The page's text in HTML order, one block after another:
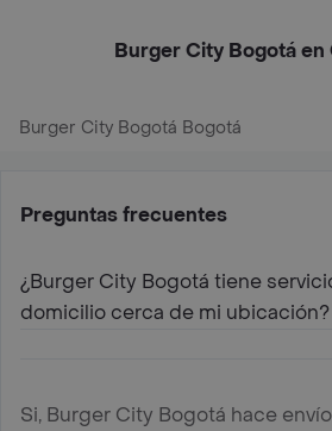
Burger City Bogotá en
Burger City Bogotá Bogotá
Preguntas frecuentes
¿Burger City Bogotá tiene
domicilio cerca de mi ubicación?
Si, Burger City Bogotá hace